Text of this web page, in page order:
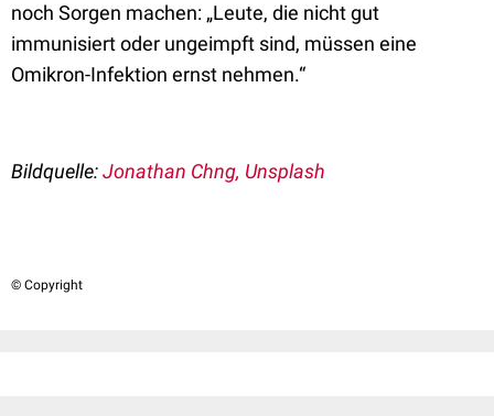
noch Sorgen machen: „Leute, die nicht gut
immunisiert oder ungeimpft sind, müssen eine
Omikron-Infektion ernst nehmen.“
Bildquelle:Jonathan Chng, Unsplash
© Copyright